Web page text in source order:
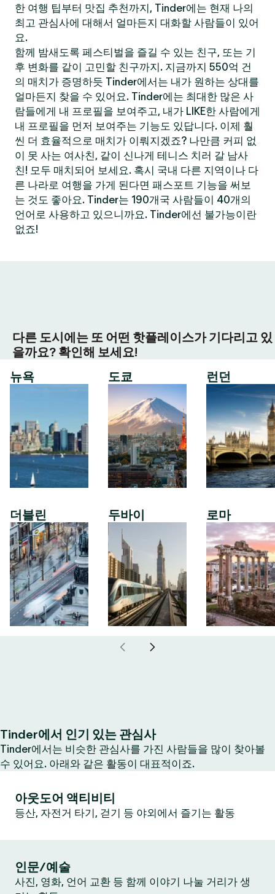
한 여행 팁부터 맛집 추천까지, Tinder에는 현재 나의
최고 관심사에 대해서 얼마든지 대화할 사람들이 있어
요.
함께 밤새도록 페스티벌을 즐길 수 있는 친구, 또는 기
후 변화를 같이 고민할 친구까지. 지금까지 550억 건
의 매치가 증명하듯 Tinder에서는 내가 원하는 상대를
얼마든지 찾을 수 있어요. Tinder에는 최대한 많은 사
람들에게 내 프로필을 보여주고, 내가 LIKE한 사람에게
내 프로필을 먼저 보여주는 기능도 있답니다. 이제 훨
씬 더 효율적으로 매치가 이뤄지겠죠? 나만큼 커피 없
이 못 사는 여사친, 같이 신나게 테니스 치러 갈 남사
친! 모두 매치되어 보세요. 혹시 국내 다른 지역이나 다
른 나라로 여행을 가게 된다면 패스포트 기능을 써보
는 것도 좋아요. Tinder는 190개국 사람들이 40개의
언어로 사용하고 있으니까요. Tinder에선 불가능이란
없죠!
다른 도시에는 또 어떤 핫플레이스가 기다리고 있
을까요? 확인해 보세요!
뉴욕
더블린
도쿄
두바이
런던
로마
Tinder에서 인기 있는 관심사
Tinder에서는 비슷한 관심사를 가진 사람들을 많이 찾아볼
수 있어요. 아래와 같은 활동이 대표적이죠.
아웃도어 액티비티
등산, 자전거 타기, 걷기 등 야외에서 즐기는 활동
인문/예술
사진, 영화, 언어 교환 등 함께 이야기 나눌 거리가 생